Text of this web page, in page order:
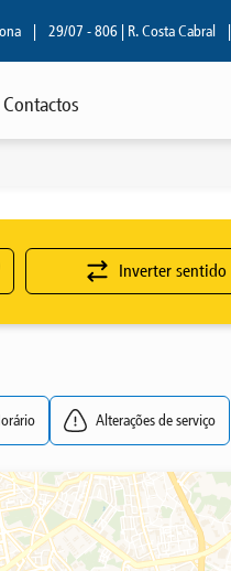
| 29/07 - 806 | R. Costa Cabral |
Inverter sentido
Alterações de serviço